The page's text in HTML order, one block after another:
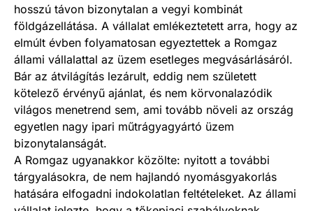
hosszú távon bizonytalan a vegyi kombinát
földgázellátása. A vállalat emlékeztetett arra, hogy az
elmúlt évben folyamatosan egyeztettek a Romgaz
állami vállalattal az üzem esetleges megvásárlásáról.
Bár az átvilágítás lezárult, eddig nem született
kötelező érvényű ajánlat, és nem körvonalazódik
világos menetrend sem, ami tovább növeli az ország
egyetlen nagy ipari műtrágyagyártó üzem
bizonytalanságát.
A Romgaz ugyanakkor közölte: nyitott a további
tárgyalásokra, de nem hajlandó nyomásgyakorlás
hatására elfogadni indokolatlan feltételeket. Az állami